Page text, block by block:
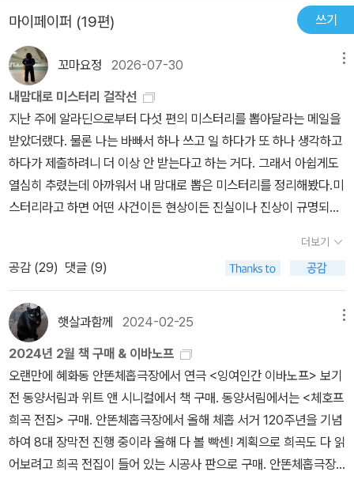
람처럼 위장을 한 다음에 제이를죽였던 것이란다. 니스 영은 어쩔 수
없는 선택이라고 생각했지만, 죄책감은상당히 컸어. 오랫동안 잠도
자지 못했어. 그 죄책감을 조금이라도지우기 위한 방법이 바로 추도
식이었던 것이고, 오랫동안 해마다 추도식을 열었던 것이란다. 하지
만 러너 영이 12월이 폭동의 주도자였다는 증거가 사진으로 남아있는
것을 알았어. 그것을 접근할 수 있는 것은 고위관리직이라는 것을 알
고, 그는 사진을 없애기 위해서는 단 한가지 이유로 문체부 차관이 되
려고 노력했던 것이란다. 이것이 바로 30년 전 사건의 전말이었단다.
…아무도 이 사실을 30년간모르고 있었는데, 루미가 다시 캐고 다니
의 아빠인 조이가 알고 있었어… 그런데도 가만히 있었냐고? 사실 조
이가 형 제이를 엄청 싫어했거든. 조이는 엄마가 바람 피워 낳은 아이
인데, 제이도 이 사실을 알고있어서 조이를 푸대접하고 엄청 싫어했
어. 물론 조이도 제이를 엄청 싫어했어. 조이는 우연히 니스 영이 제이
를 죽인 것을 알게 되었는데, 조이는오히려 그런 니스 영을 더 따르고
좋아했어. 비밀도 끝까지 지켜주었고 말이야. 무서운 비밀들이 있었
구나.4. 니스 영도 루미와 다윈 영이 30년 사건을 다시 캐고 다닌다
는 것을 알고 괴로워했어. 그 사건은여전히 그에게 트라우마였거든…
그리고 괴로워하다 술을 먹고, 술주정으로혼잣말로 그 일에 관해 주
저리 이야기했는데, 그 말들을 다윈 영이 의도치 않게 들었어. 다윈 영
은 사실을 다 알게 된 거지… 아버지에 대한 심한 배신감에아파하고
다. 이 책은 총 856페이지이다. 하지만, 다른 분들께 내가 쓴 후기는
다음과 같다: '저는 공연 못 보게 된 상황에서 거의 울면서 읽었어요
너무 재밌더라구요ㅋㅋㅋㅋㅋㅋ 두꺼운 게 오히려 되게 반가웠던 책
이었어요!' ​<다윈 영의 악의 기원>은 두꺼운 책을 짊어지고 다닐 만
한(이북을 선호하신다면 관계가 없을지도 모르겠다) 가치가 분명히
있다. 먼저, 청소년 소설이기 때문에 문장과 서사, 캐릭터 간의 관계
및 갈등이 명확하다. 두 번째로, 이 책은 하나의 사회 혹은 언뜻 등장
하고 말 법한 조연이 가진 사소한 이면까지 설득력 있게 서술하고 있
다. 개인적으로 가장 공감할 수 있었던 인물의 서사는 주연인 '루미 헌
터'외에도 조연인 '조이 헌터'의 이야기였다. 이 소설은 그만큼 높은
다. 기숙사제 명문고라는 배경은 확실히 매력적이다. '이튼 스쿨'을 배
폐쇄적인 공간은 다윈의 '완벽성'과 '무지함', 사건의 발단, 레오가 아
버지에 대하여 느끼는 양가 감정, 레오와 다윈과의 우정, 루미의 열등
감, 그리고 다윈이 느끼는 죄책감과 불안감을 종합적으로 표현해낸
다. 9지구가 가지는 삭막함과 황량함 또한 이 소설의 현실적이고 매
력적인 부분 중 하나이다. '얻을 게 없어 범죄가 일어나지 않는다'는
이곳은 다윈과 루미의 목숨을 내걸지 않고도 힌트를 얻을 수 있는 곳
이 된다. ​이 책에 나오는 캐릭터들은 지극히 입체적이다. 대표적으로,
루미는 진실을 찾고자 하는 영민한 소녀의 틀에 갇히지 않는다. 삼촌
마이페이퍼 (19편) 쓰기
꼬마요정 2026-07-30
내맘대로 미스터리 걸작선
지난 주에 알라딘으로부터 다섯 편의 미스터리를 뽑아달라는 메일을
받았더랬다. 물론 나는 바빠서 하나 쓰고 일 하다가 또 하나 생각하고
하다가 제출하려니 더 이상 안 받는다고 하는 거다. 그래서 아쉽게도
열심히 추렸는데 아까워서 내 맘대로 뽑은 미스터리를 정리해봤다.미
스터리라고 하면 어떤 사건이든 현상이든 진실이나 진상이 규명되지
연적인 이야기이거나 알 수 없는 사건을 추리로 풀어가는 이야기로
나눌 수 있는데, 경계가 모호한 경우도 있고 어떤 범주에 넣어야 할지
모르는 경우도 있었다. 그러면 뭐 어떠랴, 그냥 내가 좋아하는 소설들
인 것을.대략 사회파 미스터리, 역사 미스터리, 오컬트 미스터리 이렇
게 나눠 봤는데, 생각보다 좋은 소설들이 많아서 고르기 힘들었다. 1.
사회파 미스터리 정말 재미있게 읽었다. 우리가 가진 공동체 의식이
지나치게 배타적인 건 아닌지 고민했고, 같은 상황이라도 약자에게
더 가혹해지는 사회가 슬펐다. 폭우가 쏟아지는 밤마다 살인사건이
일어난다. 피해자는 이슬람 사원도 연구하는 다문화교류연구원 교류
자들이고, 오지영 형사는 이 사건을 맡게 된다.언론이 자극적으로 여
론을 형성하고 경찰서 내에서는 사내정치로 오지영 형사를 압박하는
더보기
공감 (29) 댓글 (9)
햇살과함께 2024-02-25
2024년 2월 책 구매 & 이바노프
오랜만에 혜화동 안똔체홉극장에서 연극 <잉여인간 이바노프> 보기
전 동양서림과 위트 앤 시니컬에서 책 구매. 동양서림에서는 <체호프
희곡 전집> 구매. 안똔체홉극장에서 올해 체홉 서거 120주년을 기념
하여 8대 장막전 진행 중이라 올해 다 볼 빡센! 계획으로 희곡도 다 읽
어보려고 희곡 전집이 들어 있는 시공사 판으로 구매. 안똔체홉극장